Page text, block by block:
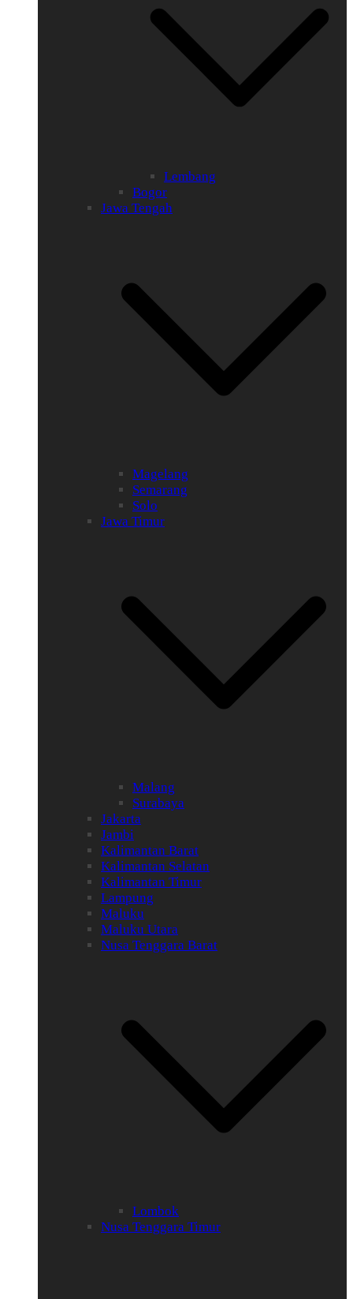
Lembang
Bogor
Jawa Tengah
Magelang
Semarang
Solo
Jawa Timur
Malang
Surabaya
Jakarta
Jambi
Kalimantan Barat
Kalimantan Selatan
Kalimantan Timur
Lampung
Maluku
Maluku Utara
Nusa Tenggara Barat
Lombok
Nusa Tenggara Timur